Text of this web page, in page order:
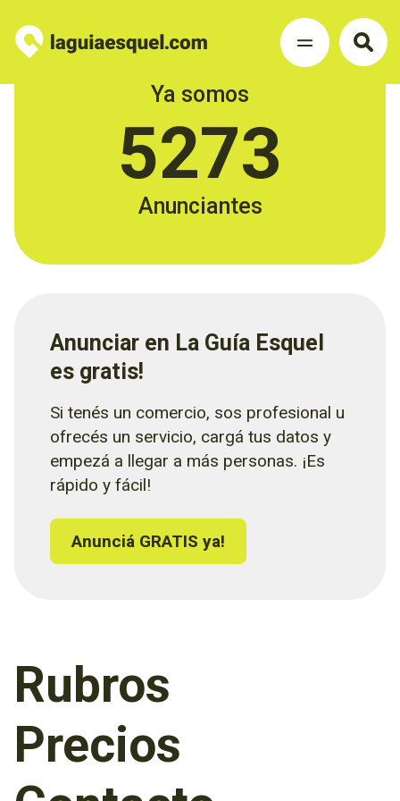
Ya somos
5273
Anunciantes
Anunciar en La Guía Esquel
es gratis!
Si tenés un comercio, sos profesional u
ofrecés un servicio, cargá tus datos y
empezá a llegar a más personas. ¡Es
rápido y fácil!
Anunciá GRATIS ya!
Rubros
Precios